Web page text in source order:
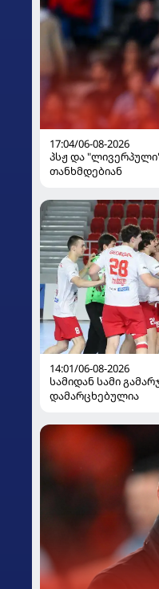
17:04/06-08-2026
პსჟ და
თანხმდებიან
14:01/06-08-2026
სამიდან სამი
დამარცხებულია